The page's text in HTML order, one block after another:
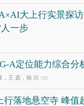
大上行实景探
一步
A定位能力综合分
，王 森，杨 欣 7/23
行落地悬空寺 峰值